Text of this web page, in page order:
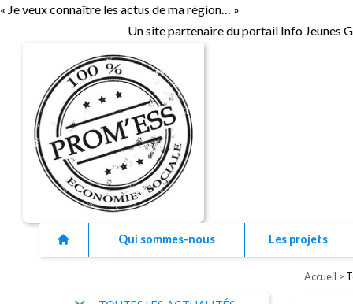
« Je veux connaître les actus de ma région… »
Un site partenaire du portail Info Jeunes
Qui sommes-nous Les projets
Accueil